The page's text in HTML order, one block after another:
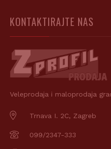
KONTAKTIRAJTE NAS
Veleprodaja i maloprodaja
Trnava I. 2C, Zagreb
099/2347-333